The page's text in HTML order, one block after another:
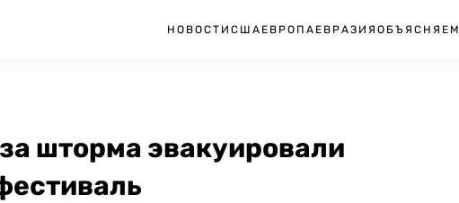
НОВОСТИ США ЕВРОПА ЕВРАЗИЯ ОБЪЯСНЯЕМ
шторма эвакуировали